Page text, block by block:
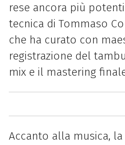
rese ancora più
tecnica di Tommaso
che ha curato con
registrazione del
mix e il mastering
Accanto alla musica,